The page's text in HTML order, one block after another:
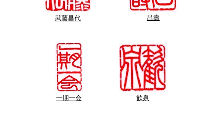
武藤昌代 昌壽
一期一会 歓泉